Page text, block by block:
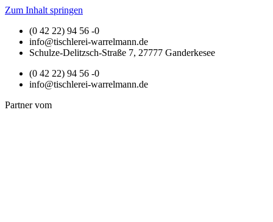
Zum Inhalt springen
(0 42 22) 94 56 -0
info@tischlerei-warrelmann.de
Schulze-Delitzsch-Straße 7, 27777 Ganderkesee
(0 42 22) 94 56 -0
info@tischlerei-warrelmann.de
Partner vom